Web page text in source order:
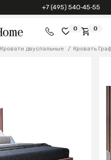
+7 (495) 540‑45‑55
0 0
Кровати двуспальные / Кровать